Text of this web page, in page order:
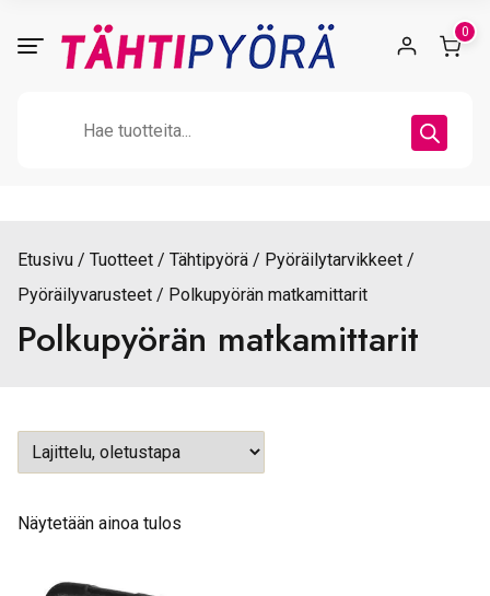
0
Etusivu Tuotteet Tähtipyörä
Pyöräilytarvikkeet
Pyöräilyvarusteet
Polkupyörän matkamittarit
Polkupyörän matkamittarit
Näytetään ainoa tulos